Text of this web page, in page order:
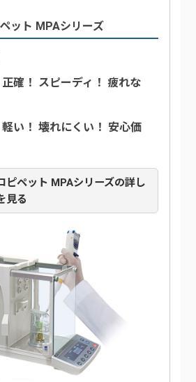
ット MPAシリーズ
確！ スピーディ！ 疲れな
い！ 壊れにくい！ 安心価
ピペット MPAシリーズの詳し
見る